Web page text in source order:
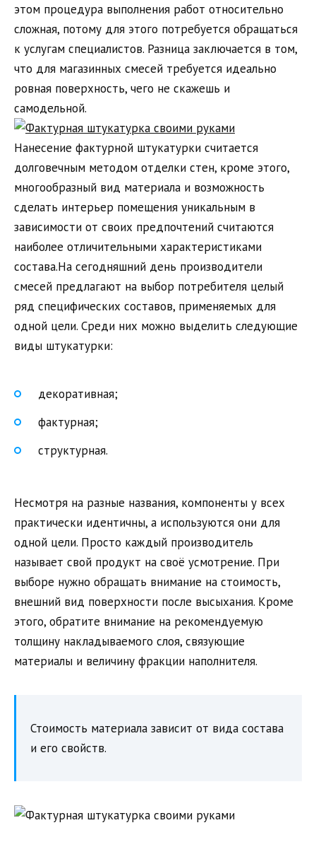
этом процедура выполнения работ относительно
сложная, потому для этого потребуется обращаться
к услугам специалистов. Разница заключается в том,
что для магазинных смесей требуется идеально
ровная поверхность, чего не скажешь и
самодельной.
Нанесение фактурной штукатурки считается
долговечным методом отделки стен, кроме этого,
многообразный вид материала и возможность
сделать интерьер помещения уникальным в
зависимости от своих предпочтений считаются
наиболее отличительными характеристиками
состава.На сегодняшний день производители
смесей предлагают на выбор потребителя целый
ряд специфических составов, применяемых для
одной цели. Среди них можно выделить следующие
виды штукатурки:
декоративная;
фактурная;
структурная.
Несмотря на разные названия, компоненты у всех
практически идентичны, а используются они для
одной цели. Просто каждый производитель
называет свой продукт на своё усмотрение. При
выборе нужно обращать внимание на стоимость,
внешний вид поверхности после высыхания. Кроме
этого, обратите внимание на рекомендуемую
толщину накладываемого слоя, связующие
материалы и величину фракции наполнителя.
Стоимость материала зависит от вида состава
и его свойств.